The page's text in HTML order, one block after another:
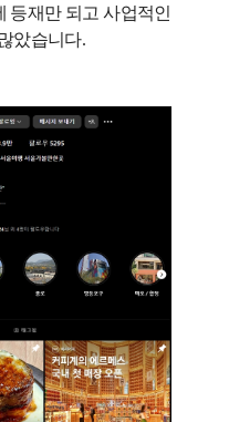
등재만 되고 사업적인
았습니다.